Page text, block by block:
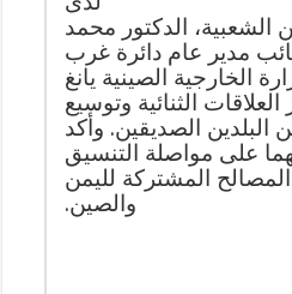
الشعبية، الدكتور محمد
مدير عام دائرة غرب
الخارجية الصينية يانغ
الثنائية وتوسيع
البلدين الصديقين. وأكد
على مواصلة التنسيق
المشتركة لليمن
والصين.